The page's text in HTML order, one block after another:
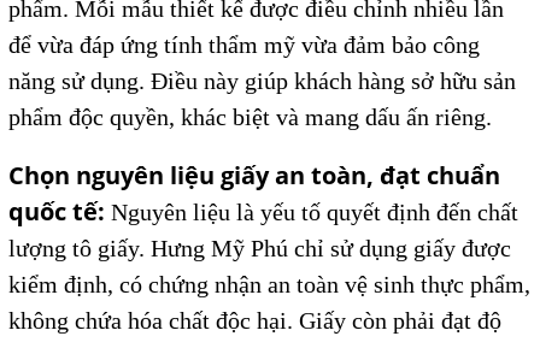
phẩm. Mỗi mẫu thiết kế được điều chỉnh nhiều lần
để vừa đáp ứng tính thẩm mỹ vừa đảm bảo công
năng sử dụng. Điều này giúp khách hàng sở hữu sản
phẩm độc quyền, khác biệt và mang dấu ấn riêng.
Chọn nguyên liệu giấy an toàn, đạt chuẩn
quốc tế: Nguyên liệu là yếu tố quyết định đến chất
lượng tô giấy. Hưng Mỹ Phú chỉ sử dụng giấy được
kiểm định, có chứng nhận an toàn vệ sinh thực phẩm,
không chứa hóa chất độc hại. Giấy còn phải đạt độ